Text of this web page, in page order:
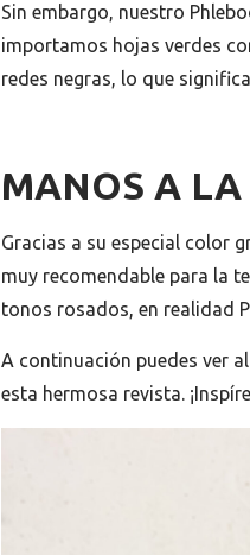
Sin embargo, nuestro
importamos hojas verdes
redes negras, lo que
MANOS A
Gracias a su especial color
muy recomendable para la
tonos rosados, en realidad
A continuación puedes ver
esta hermosa revista.